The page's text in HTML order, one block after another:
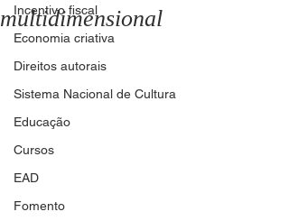
Incentivo fiscal
Economia criativa
Direitos autorais
Sistema Nacional de Cultura
Educação
Cursos
EAD
Fomento
multidimensional